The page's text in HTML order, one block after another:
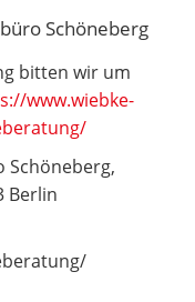
Schöneberg
bitten wir um
www.wiebke-
Schöneberg,
Berlin